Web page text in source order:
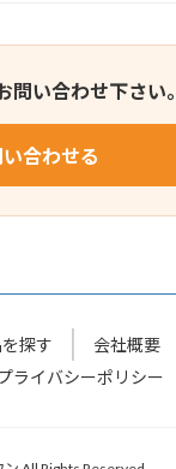
い合わせ下さい。
合わせる
探す 会社概要
ライバシーポリシー